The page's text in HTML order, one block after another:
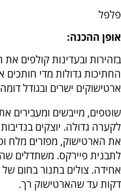
פלפל
אופן ההכנה:
בזהירות ובעדינות קולפים
החתיכות גדולות מדי
ארטישוקים ישרים ובגודל
שוטפים, מייבשים ומעבירים
לקערה גדולה. יוצקים
את הארטישוק, מפזרים מלח
לתבנית פיירקס. משתדלים
דקות עד שהארטישוק רך.